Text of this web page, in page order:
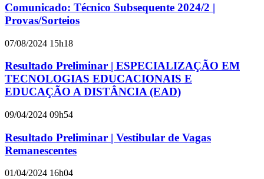
Comunicado: Técnico Subsequente 2024/2 |
Provas/Sorteios
07/08/2024 15h18
Resultado Preliminar | ESPECIALIZAÇÃO EM
TECNOLOGIAS EDUCACIONAIS E
EDUCAÇÃO A DISTÂNCIA (EAD)
09/04/2024 09h54
Resultado Preliminar | Vestibular de Vagas
Remanescentes
01/04/2024 16h04